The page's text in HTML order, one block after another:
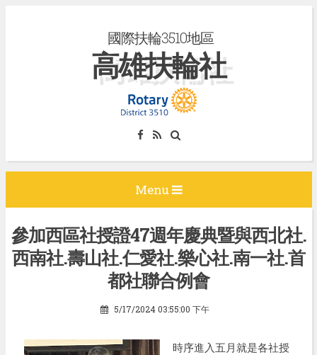
o
t
n
國際扶輪3510地區
高雄扶輪社
Menu
參加西區社授證47週年慶典暨與西北社.
西南社.壽山社.仁愛社.樂心社.南一社.首
都社聯合例會
5/17/2024 03:55:00 下午
時序進入五月就是各社授